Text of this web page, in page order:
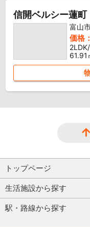
信開ベルシー蓮町
富山
価格
61.91
トップページ
生活施設から探す
駅・路線から探す